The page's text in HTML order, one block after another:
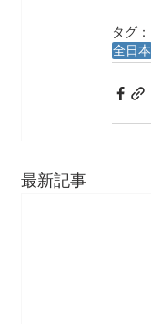
タグ：
全日本
最新記事